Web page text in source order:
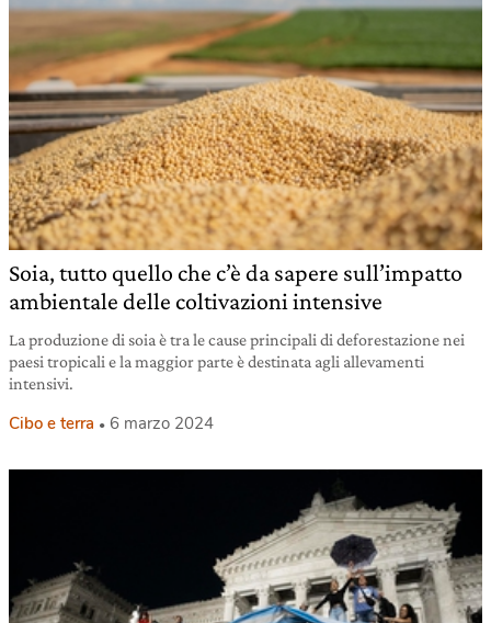
Soia, tutto quello che c’è da sapere sull’impatto
ambientale delle coltivazioni intensive
La produzione di soia è tra le cause principali di deforestazione nei
paesi tropicali e la maggior parte è destinata agli allevamenti
intensivi.
Cibo e terra 6 marzo 2024